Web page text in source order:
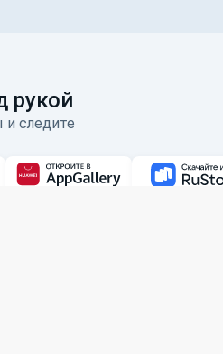
рукой
следите